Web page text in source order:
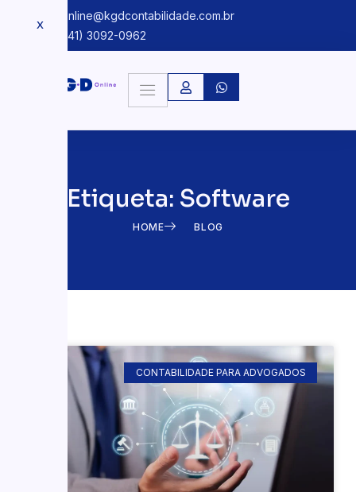
kgdonline@kgdcontabilidade.com.br
+55 (41) 3092-0962
X
Etiqueta: Software
HOME BLOG
CONTABILIDADE PARA ADVOGADOS